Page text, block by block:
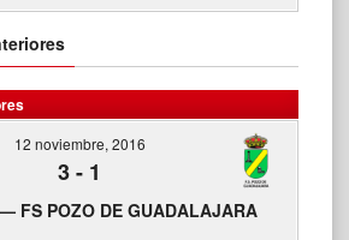
12 noviembre, 2016
3- 1
FS POZO DE GUADALAJARA